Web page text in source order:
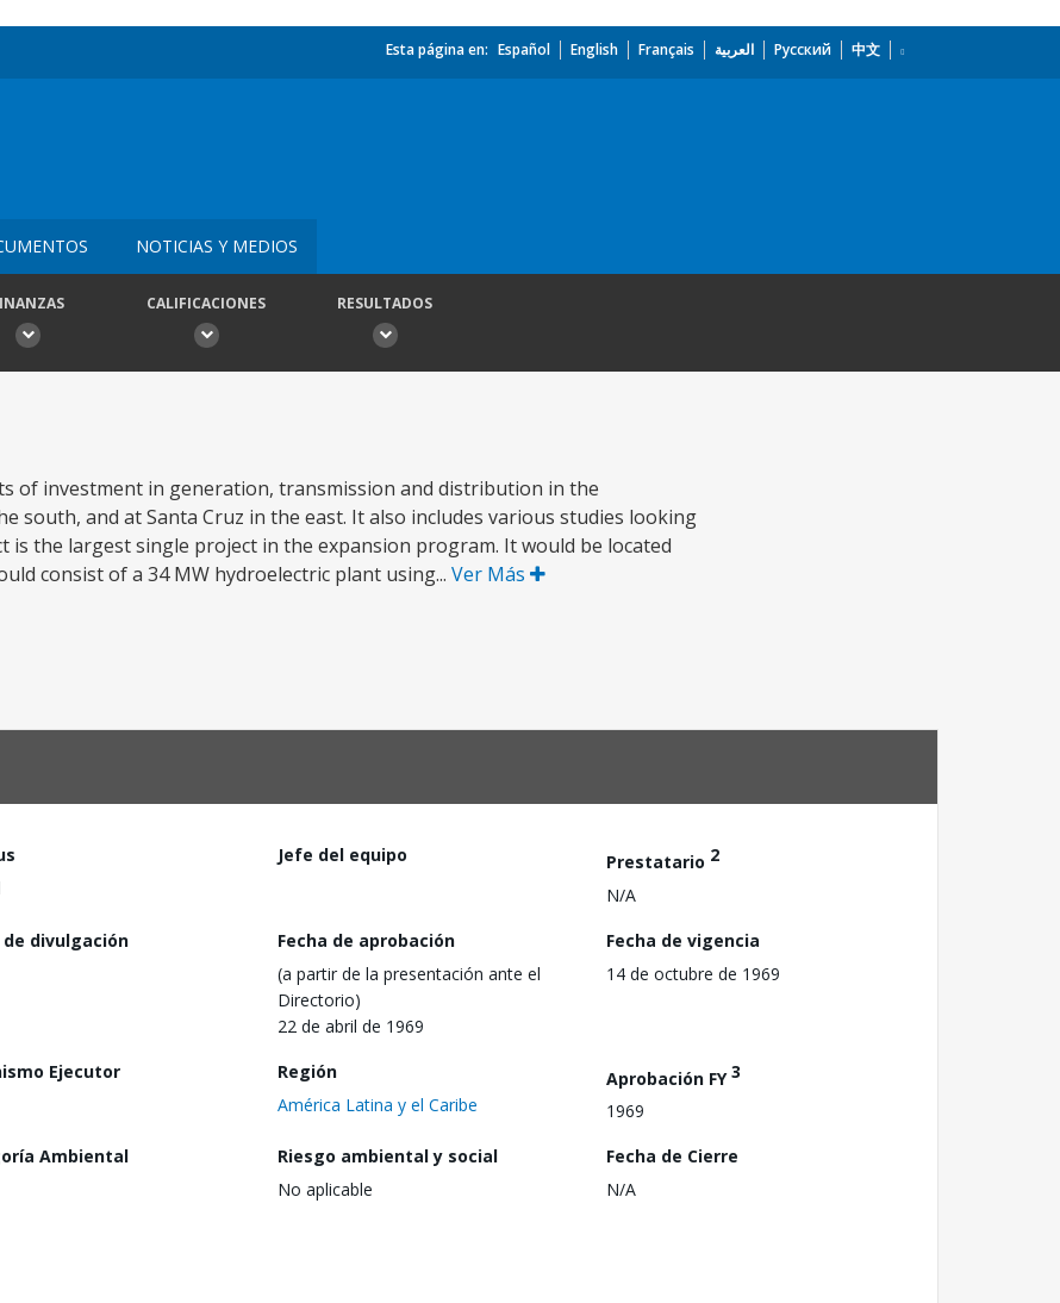
Esta página en: Español English Français العربية Русский 中文
NOTICIAS Y MEDIOS
CALIFICACIONES RESULTADOS
of investment in generation, transmission and distribution in the
south, and at Santa Cruz in the east. It also includes various studies looking
the largest single project in the expansion program. It would be located
consist of a 34 MW hydroelectric plant using... Ver Más
Jefe del equipo Prestatario 2
N/A
de divulgación
Fecha de aprobación
(a partir de la presentación ante el
Directorio)
22 de abril de 1969
Fecha de vigencia
14 de octubre de 1969
Ejecutor
Región
América Latina y el Caribe
Aprobación FY3
1969
Ambiental
Riesgo ambiental y social
No aplicable
Fecha de Cierre
N/A